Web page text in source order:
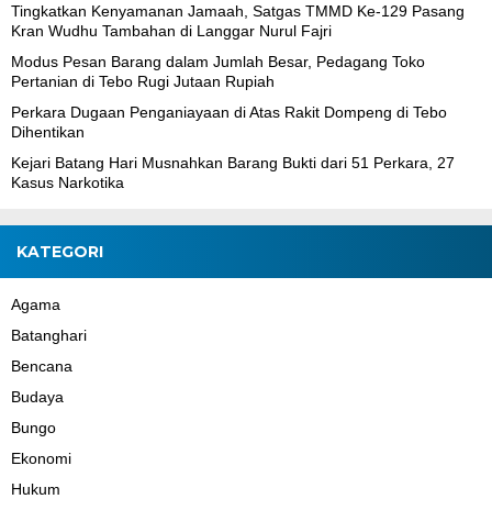
Tingkatkan Kenyamanan Jamaah, Satgas TMMD Ke-129 Pasang
Kran Wudhu Tambahan di Langgar Nurul Fajri
Modus Pesan Barang dalam Jumlah Besar, Pedagang Toko
Pertanian di Tebo Rugi Jutaan Rupiah
Perkara Dugaan Penganiayaan di Atas Rakit Dompeng di Tebo
Dihentikan
Kejari Batang Hari Musnahkan Barang Bukti dari 51 Perkara, 27
Kasus Narkotika
KATEGORI
Agama
Batanghari
Bencana
Budaya
Bungo
Ekonomi
Hukum